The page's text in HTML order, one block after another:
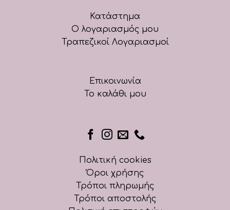
Κατάστημα
Ο λογαριασμός μου
Τραπεζικοί Λογαριασμοί
Επικοινωνία
Το καλάθι μου
Πολιτική cookies
Όροι χρήσης
Τρόποι πληρωμής
Τρόποι αποστολής